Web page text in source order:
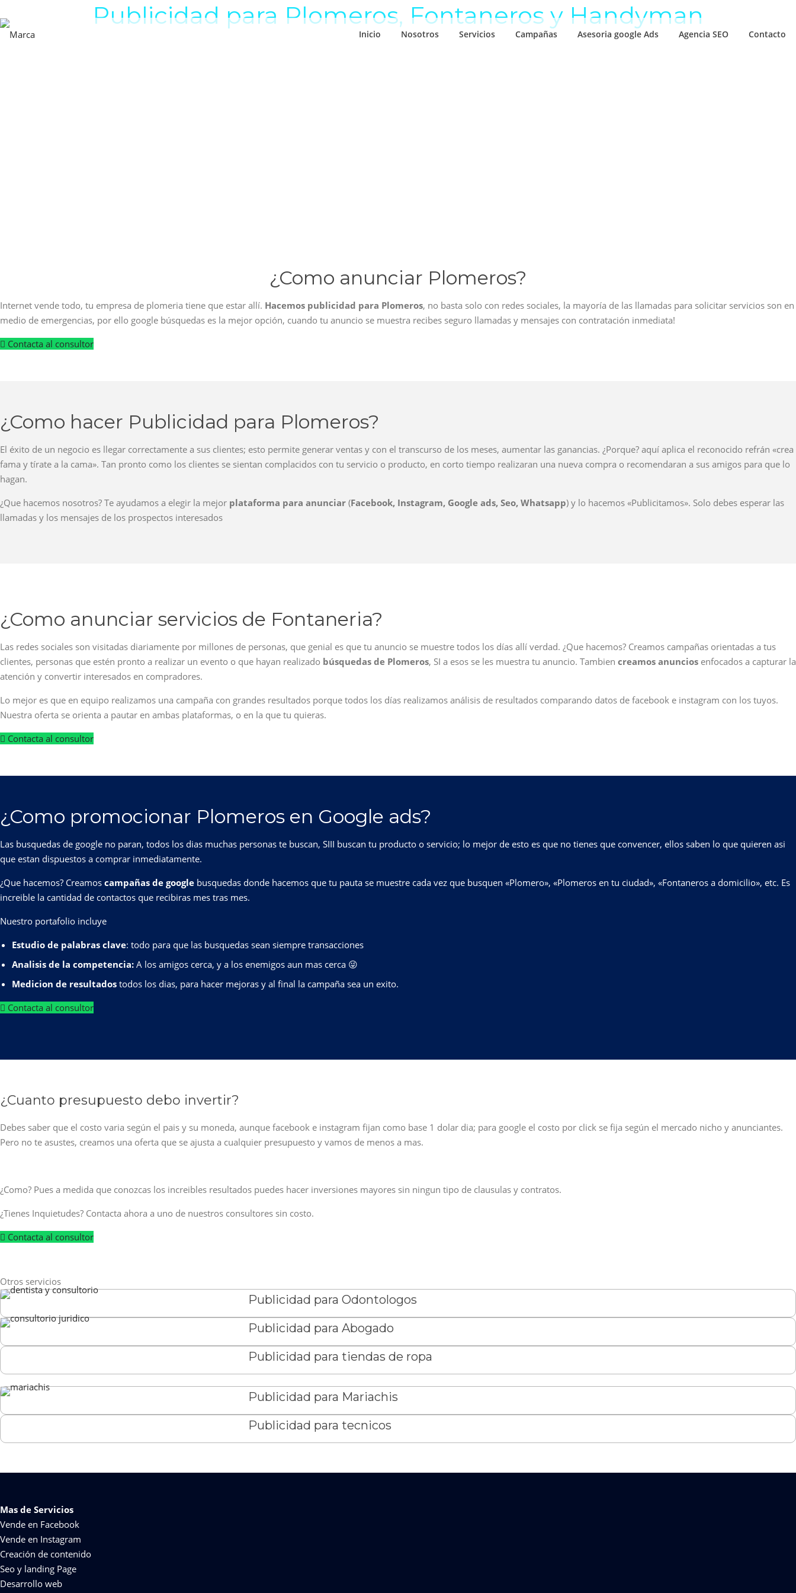
Inicio Nosotros Servicios Campañas Asesoria google Ads Agencia SEO Contacto
Publicidad para Plomeros, Fontaneros y Handyman
¿Como anunciar Plomeros?
Internet vende todo, tu empresa de plomeria tiene que estar allí. Hacemos publicidad para Plomeros, no basta solo con redes sociales, la mayoría de las llamadas para solicitar servicios son en
medio de emergencias, por ello google búsquedas es la mejor opción, cuando tu anuncio se muestra recibes seguro llamadas y mensajes con contratación inmediata!
Contacta al consultor
¿Como hacer Publicidad para Plomeros?
El éxito de un negocio es llegar correctamente a sus clientes; esto permite generar ventas y con el transcurso de los meses, aumentar las ganancias. ¿Porque? aquí aplica el reconocido refrán «crea
fama y tírate a la cama». Tan pronto como los clientes se sientan complacidos con tu servicio o producto, en corto tiempo realizaran una nueva compra o recomendaran a sus amigos para que lo
hagan.
¿Que hacemos nosotros? Te ayudamos a elegir la mejor plataforma para anunciar (Facebook, Instagram, Google ads, Seo, Whatsapp) y lo hacemos «Publicitamos». Solo debes esperar las
llamadas y los mensajes de los prospectos interesados
¿Como anunciar servicios de Fontaneria?
Las redes sociales son visitadas diariamente por millones de personas, que genial es que tu anuncio se muestre todos los días allí verdad. ¿Que hacemos? Creamos campañas orientadas a tus
clientes, personas que estén pronto a realizar un evento o que hayan realizado búsquedas de Plomeros, SI a esos se les muestra tu anuncio. Tambien creamos anuncios enfocados a capturar la
atención y convertir interesados en compradores.
Lo mejor es que en equipo realizamos una campaña con grandes resultados porque todos los días realizamos análisis de resultados comparando datos de facebook e instagram con los tuyos.
Nuestra oferta se orienta a pautar en ambas plataformas, o en la que tu quieras.
Contacta al consultor
¿Como promocionar Plomeros en Google ads?
Las busquedas de google no paran, todos los dias muchas personas te buscan, SIII buscan tu producto o servicio; lo mejor de esto es que no tienes que convencer, ellos saben lo que quieren asi
que estan dispuestos a comprar inmediatamente.
¿Que hacemos? Creamos campañas de google busquedas donde hacemos que tu pauta se muestre cada vez que busquen «Plomero», «Plomeros en tu ciudad», «Fontaneros a domicilio», etc. Es
increible la cantidad de contactos que recibiras mes tras mes.
Nuestro portafolio incluye
Estudio de palabras clave: todo para que las busquedas sean siempre transacciones
Analisis de la competencia: A los amigos cerca, y a los enemigos aun mas cerca 😜
Medicion de resultados todos los dias, para hacer mejoras y al final la campaña sea un exito.
Contacta al consultor
¿Cuanto presupuesto debo invertir?
Debes saber que el costo varia según el pais y su moneda, aunque facebook e instagram fijan como base 1 dolar dia; para google el costo por click se fija según el mercado nicho y anunciantes.
Pero no te asustes, creamos una oferta que se ajusta a cualquier presupuesto y vamos de menos a mas.
¿Como? Pues a medida que conozcas los increibles resultados puedes hacer inversiones mayores sin ningun tipo de clausulas y contratos.
¿Tienes Inquietudes? Contacta ahora a uno de nuestros consultores sin costo.
Contacta al consultor
Otros servicios
Publicidad para Odontologos
Publicidad para Abogado
Publicidad para tiendas de ropa
Publicidad para Mariachis
Publicidad para tecnicos
Mas de Servicios
Vende en Facebook
Vende en Instagram
Creación de contenido
Seo y landing Page
Desarrollo web